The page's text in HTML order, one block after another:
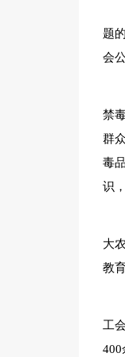
题
会
禁
群
毒
识
大
教
工
400